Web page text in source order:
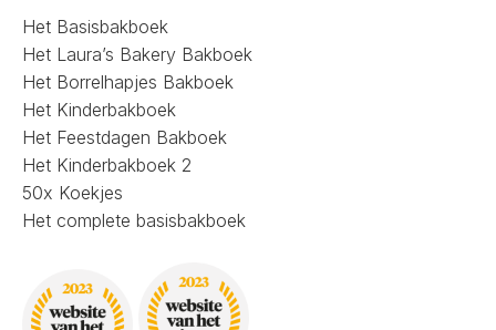
Het Basisbakboek
Het Laura’s Bakery Bakboek
Het Borrelhapjes Bakboek
Het Kinderbakboek
Het Feestdagen Bakboek
Het Kinderbakboek 2
50x Koekjes
Het complete basisbakboek